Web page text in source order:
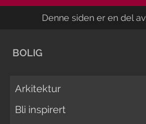
Denne siden er en del av
BOLIG
Arkitektur
Bli inspirert